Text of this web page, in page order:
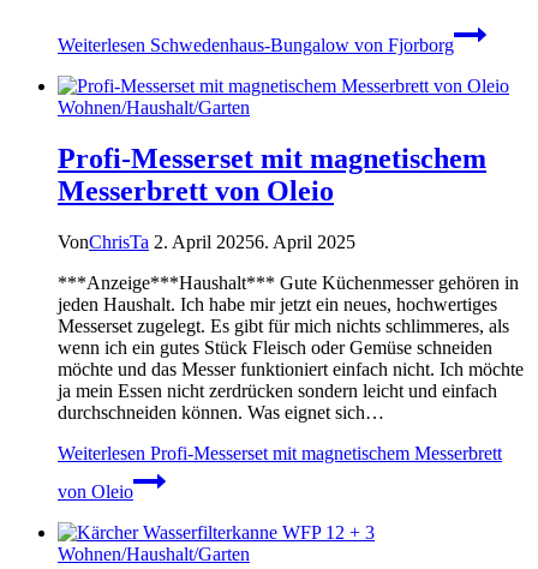
Weiterlesen Schwedenhaus-Bungalow von Fjorborg
Wohnen/Haushalt/Garten
Profi-Messerset mit magnetischem
Messerbrett von Oleio
VonChrisTa 2. April 20256. April 2025
***Anzeige***Haushalt*** Gute Küchenmesser gehören in
jeden Haushalt. Ich habe mir jetzt ein neues, hochwertiges
Messerset zugelegt. Es gibt für mich nichts schlimmeres, als
wenn ich ein gutes Stück Fleisch oder Gemüse schneiden
möchte und das Messer funktioniert einfach nicht. Ich möchte
ja mein Essen nicht zerdrücken sondern leicht und einfach
durchschneiden können. Was eignet sich…
Weiterlesen Profi-Messerset mit magnetischem Messerbrett
von Oleio
Wohnen/Haushalt/Garten